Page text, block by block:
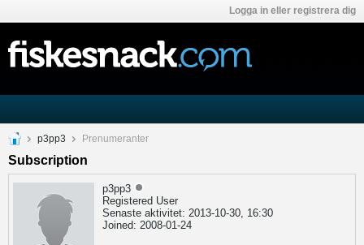
Logga in eller registrera dig
p3pp3 Prenumeranter
Subscription
p3pp3
Registered User
Senaste aktivitet: 2013-10-30, 16:30
Joined: 2008-01-24